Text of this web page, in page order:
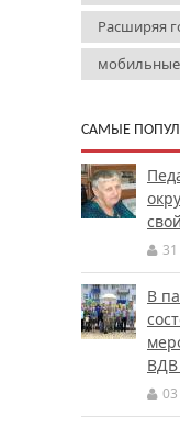
Расширяя
САМЫЕ
В
ВДВ
03